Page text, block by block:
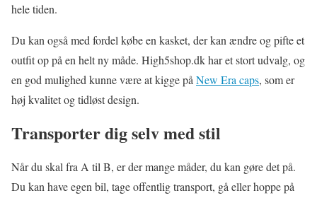
hele tiden.
Du kan også med fordel købe en kasket, der kan ændre og pifte et
outfit op på en helt ny måde. High5shop.dk har et stort udvalg, og
en god mulighed kunne være at kigge på New Era caps, som er
høj kvalitet og tidløst design.
Transporter dig selv med stil
Når du skal fra A til B, er der mange måder, du kan gøre det på.
Du kan have egen bil, tage offentlig transport, gå eller hoppe på